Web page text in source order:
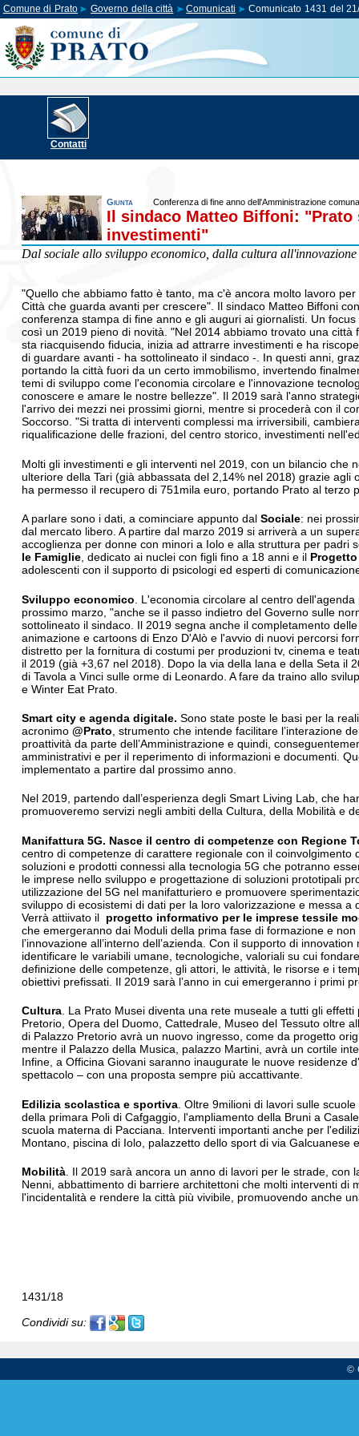
Comune di Prato Governo della città Comunicati Comunicato 1431 del
Contatti
Giunta Conferenza di fine anno dell'Amministrazione
Il sindaco Matteo Biffoni:
investimenti"
Dal sociale allo sviluppo economico, dalla cultura
"Quello che abbiamo fatto è tanto, ma c'è ancora molto lavoro
Città che guarda avanti per crescere". Il sindaco Matteo Biffoni
conferenza stampa di fine anno e gli auguri ai giornalisti. Un
così un 2019 pieno di novità. "Nel 2014 abbiamo trovato una
sta riacquisendo fiducia, inizia ad attrarre investimenti e ha
di guardare avanti - ha sottolineato il sindaco -. In questi anni,
portando la città fuori da un certo immobilismo, invertendo
temi di sviluppo come l'economia circolare e l'innovazione
conoscere e amare le nostre bellezze". Il 2019 sarà l'anno
l'arrivo dei mezzi nei prossimi giorni, mentre si procederà con il
Soccorso. "Si tratta di interventi complessi ma irriversibili,
riqualificazione delle frazioni, del centro storico, investimenti
Molti gli investimenti e gli interventi nel 2019, con un bilancio
ulteriore della Tari (già abbassata del 2,14% nel 2018) grazie
ha permesso il recupero di 751mila euro, portando Prato al
A parlare sono i dati, a cominciare appunto dalSociale: nei
dal mercato libero. A partire dal marzo 2019 si arriverà a un
accoglienza per donne con minori a Iolo e alla struttura per
le Famiglie, dedicato ai nuclei con figli fino a 18 anni e il
adolescenti con il supporto di psicologi ed esperti di
Sviluppo economico . L'economia circolare al centro
prossimo marzo, "anche se il passo indietro del Governo sulle
sottolineato il sindaco. Il 2019 segna anche il completamento
animazione e cartoons di Enzo D'Alò e l'avvio di nuovi percorsi
distretto per la fornitura di costumi per produzioni tv, cinema e
il 2019 (già +3,67 nel 2018). Dopo la via della lana e della Seta il
di Tavola a Vinci sulle orme di Leonardo. A fare da traino allo
e Winter Eat Prato.
Smart city e agenda digitale. Sono state poste le basi per la
acronimo@Prato, strumento che intende facilitare l’interazione
proattività da parte dell’Amministrazione e quindi,
amministrativi e per il reperimento di informazioni e documenti.
implementato a partire dal prossimo anno.
Nel 2019, partendo dall’esperienza degli Smart Living Lab, che
promuoveremo servizi negli ambiti della Cultura, della Mobilità e
Manifattura 5G. Nasce il centro di competenze con Regione
centro di competenze di carattere regionale con il
soluzioni e prodotti connessi alla tecnologia 5G che potranno
le imprese nello sviluppo e progettazione di soluzioni prototipali
utilizzazione del 5G nel manifatturiero e promuovere
sviluppo di ecosistemi di dati per la loro valorizzazione e messa
Verrà attiivato il progetto informativo per le imprese tessile
che emergeranno dai Moduli della prima fase di formazione e
l’innovazione all’interno dell’azienda. Con il supporto di
identificare le variabili umane, tecnologiche, valoriali su cui
definizione delle competenze, gli attori, le attività, le risorse e i
obiettivi prefissati. Il 2019 sarà l’anno in cui emergeranno i primi
Cultura. La Prato Musei diventa una rete museale a tutti gli
Pretorio, Opera del Duomo, Cattedrale, Museo del Tessuto oltre
di Palazzo Pretorio avrà un nuovo ingresso, come da progetto
mentre il Palazzo della Musica, palazzo Martini, avrà un cortile
Infine, a Officina Giovani saranno inaugurate le nuove
spettacolo – con una proposta sempre più accattivante.
Edilizia scolastica e sportiva . Oltre 9milioni di lavori sulle
della primara Poli di Cafgaggio, l'ampliamento della Bruni a
scuola materna di Pacciana. Interventi importanti anche per
Montano, piscina di Iolo, palazzetto dello sport di via Galcuanese
Mobilità . Il 2019 sarà ancora un anno di lavori per le strade,
Nenni, abbattimento di barriere architettoni che molti interventi
l'incidentalità e rendere la città più vivibile, promuovendo anche
1431/18
Condividi su:
©